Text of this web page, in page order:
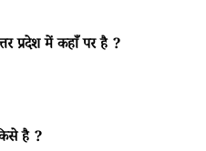
प्रदेश में कहाँ पर है ?
है ?